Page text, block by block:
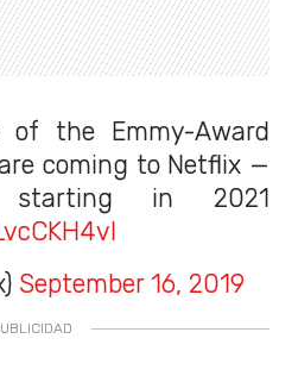
of the Emmy-Award
coming to Netflix —
starting in 2021
September 16, 2019